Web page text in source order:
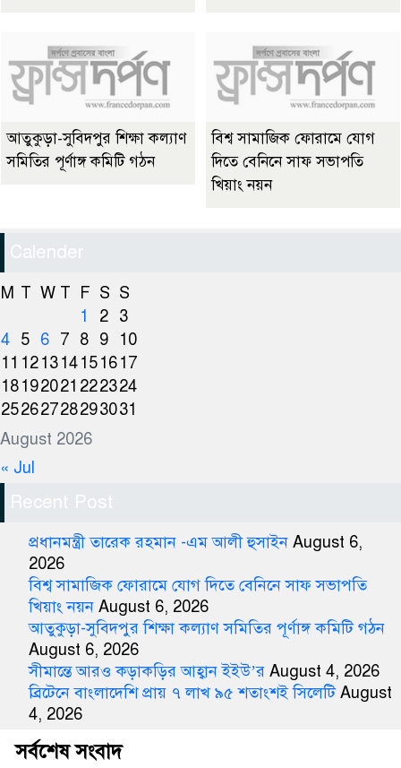
আতুকুড়া-সুবিদপুর শিক্ষা কল্যাণ
সমিতির পূর্ণাঙ্গ কমিটি গঠন
বিশ্ব সামাজিক ফোরামে যোগ
দিতে বেনিনে সাফ সভাপতি
খিয়াং নয়ন
Calender
August 2026
M T W T F S S
1
2 3
4 5 6 7 8 9
10
11 121314151617
18192021 222324
25262728293031
« Jul
Recent Post
প্রধানমন্ত্রী তারেক রহমান -এম আলী হুসাইন August 6,
2026
বিশ্ব সামাজিক ফোরামে যোগ দিতে বেনিনে সাফ সভাপতি
খিয়াং নয়ন August 6, 2026
আতুকুড়া-সুবিদপুর শিক্ষা কল্যাণ সমিতির পূর্ণাঙ্গ কমিটি গঠন
August 6, 2026
সীমান্তে আরও কড়াকড়ির আহ্বান ইইউ’র August 4, 2026
ব্রিটেনে বাংলাদেশি প্রায় ৭ লাখ ৯৫ শতাংশই সিলেটি August
4, 2026
সর্বশেষ সংবাদ